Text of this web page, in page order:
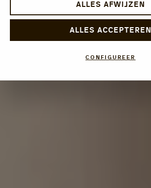
ALLES AFWIJZEN
ALLES ACCEPTEREN
CONFIGUREER